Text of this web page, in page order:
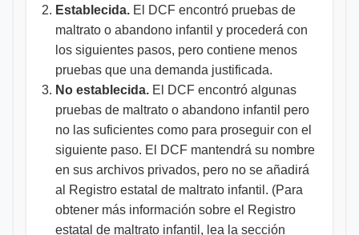
Establecida. El DCF encontró pruebas de
maltrato o abandono infantil y procederá con
los siguientes pasos, pero contiene menos
pruebas que una demanda justificada.
No establecida. El DCF encontró algunas
pruebas de maltrato o abandono infantil pero
no las suficientes como para proseguir con el
siguiente paso. El DCF mantendrá su nombre
en sus archivos privados, pero no se añadirá
al Registro estatal de maltrato infantil. (Para
obtener más información sobre el Registro
estatal de maltrato infantil, lea la sección